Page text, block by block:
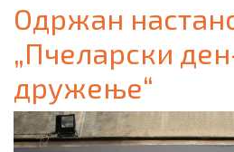
Одржан
„Пчеларски
дружење“